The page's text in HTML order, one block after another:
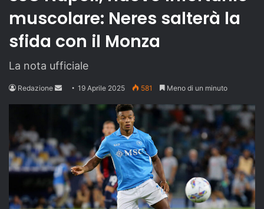
muscolare: Neres salterà la
sfida con il Monza
La nota ufficiale
Redazione
Send
email
19 Aprile 2025 581 Meno di un minuto